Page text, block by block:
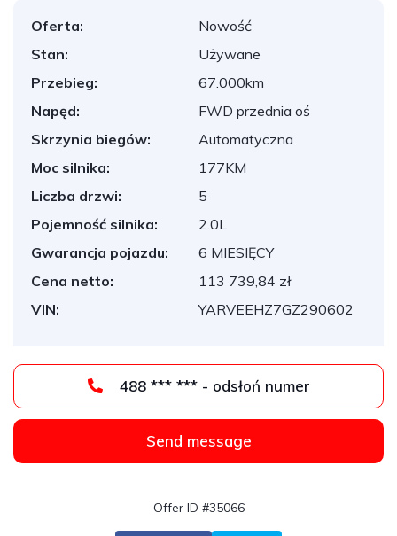
Oferta:
Nowość
Stan:
Używane
Przebieg:
67.000km
Napęd:
FWD przednia oś
Skrzynia biegów:
Automatyczna
Moc silnika:
177KM
Liczba drzwi:
5
Pojemność silnika:
2.0L
Gwarancja pojazdu:
6 MIESIĘCY
Cena netto:
113 739,84 zł
VIN:
YARVEEHZ7GZ290602
488 *** *** - odsłoń numer
Send message
Offer ID #35066